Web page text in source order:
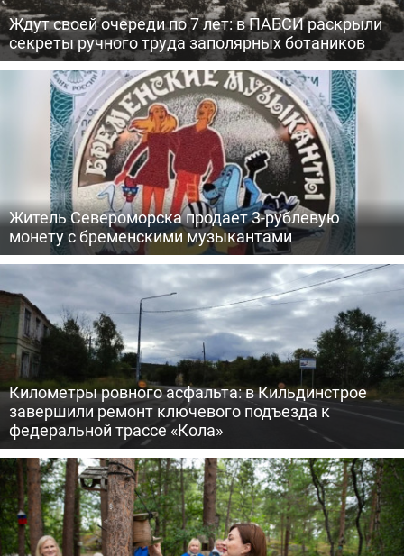
Ждут своей очереди по 7 лет: в ПАБСИ раскрыли
секреты ручного труда заполярных ботаников
Житель Североморска продает 3-рублевую
монету с бременскими музыкантами
Километры ровного асфальта: в Кильдинстрое
завершили ремонт ключевого подъезда к
федеральной трассе «Кола»